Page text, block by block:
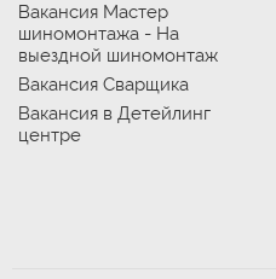
Вакансия Мастер
шиномонтажа - На
выездной шиномонтаж
Вакансия Сварщика
Вакансия в Детейлинг
центре